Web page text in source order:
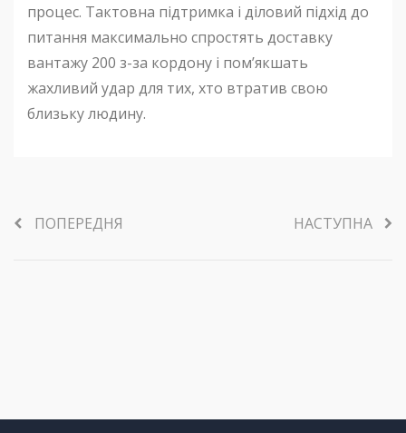
процес. Тактовна підтримка і діловий підхід до
питання максимально спростять доставку
вантажу 200 з-за кордону і пом’якшать
жахливий удар для тих, хто втратив свою
близьку людину.
ПОПЕРЕДНЯ НАСТУПНА